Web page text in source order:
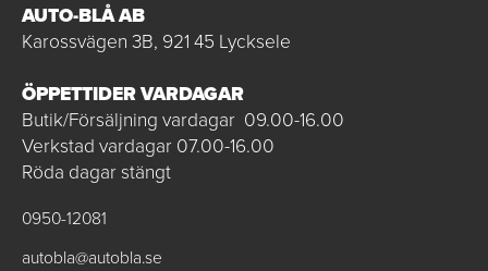
AUTO-BLÅ AB
Karossvägen 3B, 921 45 Lycksele
ÖPPETTIDER VARDAGAR
Butik/Försäljning vardagar 09.00-16.00
Verkstad vardagar 07.00-16.00
Röda dagar stängt
0950-12081
autobla@autobla.se